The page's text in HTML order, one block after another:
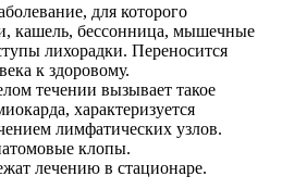
для которого
кашель, бессонница, мышечные
лихорадки. Переносится
к здоровому.
течении вызывает такое
характеризуется
лимфатических узлов.
клопы.
лечению в стационаре.